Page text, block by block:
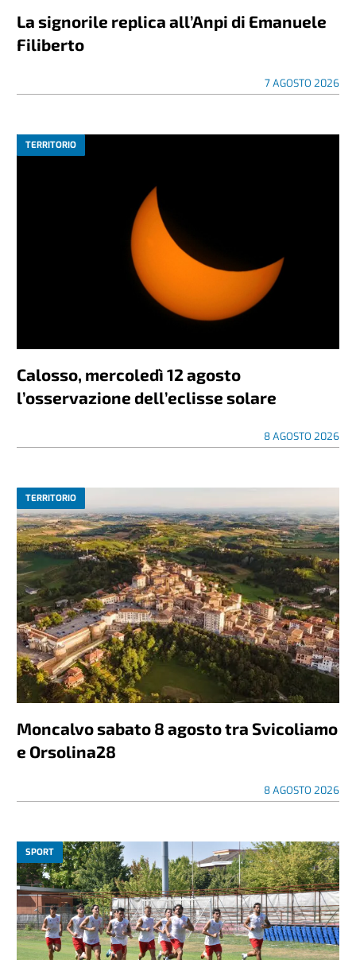
La signorile replica all’Anpi di Emanuele
Filiberto
7 AGOSTO 2026
TERRITORIO
Calosso, mercoledì 12 agosto
l’osservazione dell’eclisse solare
8 AGOSTO 2026
TERRITORIO
Moncalvo sabato 8 agosto tra Svicoliamo
e Orsolina28
8 AGOSTO 2026
SPORT